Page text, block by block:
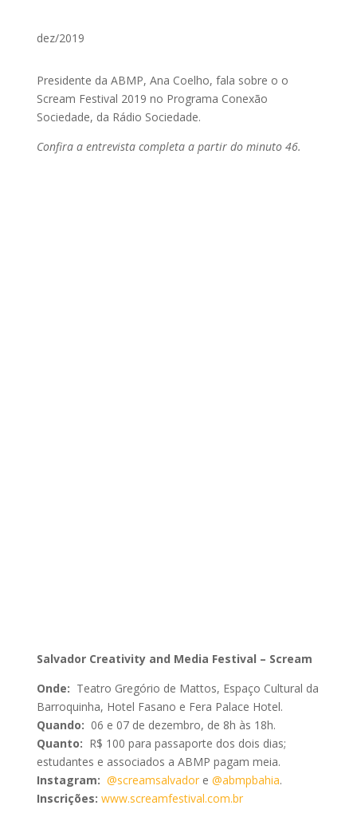
dez/2019
Presidente da ABMP, Ana Coelho, fala sobre o o
Scream Festival 2019 no Programa Conexão
Sociedade, da Rádio Sociedade.
Confira a entrevista completa a partir do minuto 46.
Salvador Creativity and Media Festival – Scream
Onde: Teatro Gregório de Mattos, Espaço Cultural da
Barroquinha, Hotel Fasano e Fera Palace Hotel.
Quando: 06 e 07 de dezembro, de 8h às 18h.
Quanto: R$ 100 para passaporte dos dois dias;
estudantes e associados a ABMP pagam meia.
Instagram: @screamsalvadore @abmpbahia.
Inscrições: www.screamfestival.com.br